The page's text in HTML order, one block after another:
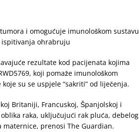
i omogućuje imunološkom sustavu
ohrabruju
rezultate kod pacijenata kojima
koji pomaže imunološkom
su se uspjele “sakriti” od liječenja.
Britaniji, Francuskoj, Španjolskoj i
raka, uključujući rak pluća, debelog
prenosi The Guardian.